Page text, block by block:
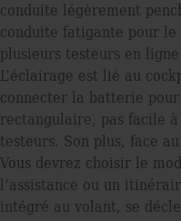
conduite légèrement
conduite fatigante pour le
plusieurs testeurs en
L’éclairage est lié au
connecter la batterie
rectangulaire, pas facile
testeurs. Son plus, face
Vous devrez choisir le
l’assistance ou un
intégré au volant, se